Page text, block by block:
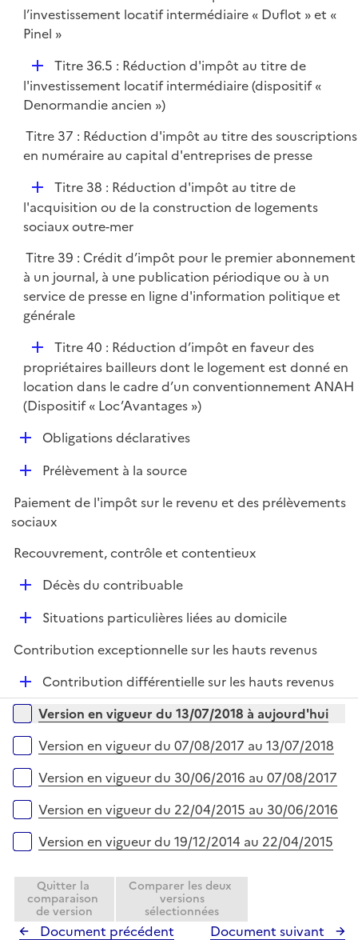
é
p
e
r
l’investissement locatif intermédiaire « Duflot » et «
Pinel »
D
é
p
i
e
Titre 36.5 : Réduction d'impôt au titre de
l'investissement locatif intermédiaire (dispositif «
Denormandie ancien »)
Titre 37 : Réduction d'impôt au titre des souscriptions
en numéraire au capital d'entreprises de presse
D
é
p
i
e
r
Titre 38 : Réduction d'impôt au titre de
l'acquisition ou de la construction de logements
sociaux outre-mer
Titre 39 : Crédit d’impôt pour le premier abonnement
à un journal, à une publication périodique ou à un
service de presse en ligne d'information politique et
générale
D
é
p
l
e
r
Titre 40 : Réduction d’impôt en faveur des
propriétaires bailleurs dont le logement est donné en
location dans le cadre d’un conventionnement ANAH
(Dispositif « Loc’Avantages »)
D
i
e
r
Obligations déclaratives
D
p
l
i
Prélèvement à la source
Paiement de l'impôt sur le revenu et des prélèvements
sociaux
Recouvrement, contrôle et contentieux
D
i
r
Décès du contribuable
D
p
i
e
Situations particulières liées au domicile
Contribution exceptionnelle sur les hauts revenus
D
é
p
e
Contribution différentielle sur les hauts revenus
Versions sur la période
Version en vigueur du 13/07/2018 à aujourd'hui
Version en vigueur du 07/08/2017 au 13/07/2018
Version en vigueur du 30/06/2016 au 07/08/2017
Version en vigueur du 22/04/2015 au 30/06/2016
Version en vigueur du 19/12/2014 au 22/04/2015
Quitter la
comparaison
de version
Comparer les deux
versions
sélectionnées
Document précédent Document suivant